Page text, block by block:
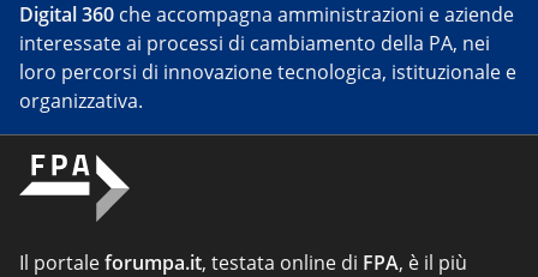
Digital 360 che accompagna amministrazioni e aziende
interessate ai processi di cambiamento della PA, nei
loro percorsi di innovazione tecnologica, istituzionale e
organizzativa.
Il portaleforumpa.it, testata online di FPA, è il più